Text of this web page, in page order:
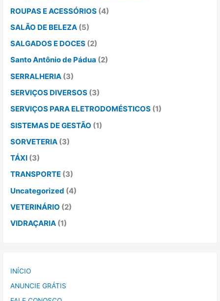
ROUPAS E ACESSÓRIOS (4)
SALÃO DE BELEZA (5)
SALGADOS E DOCES (2)
Santo Antônio de Pádua (2)
SERRALHERIA (3)
SERVIÇOS DIVERSOS (3)
SERVIÇOS PARA ELETRODOMÉSTICOS (1)
SISTEMAS DE GESTÃO (1)
SORVETERIA (3)
TÁXI (3)
TRANSPORTE (3)
Uncategorized (4)
VETERINÁRIO (2)
VIDRAÇARIA (1)
INÍCIO
ANUNCIE GRÁTIS